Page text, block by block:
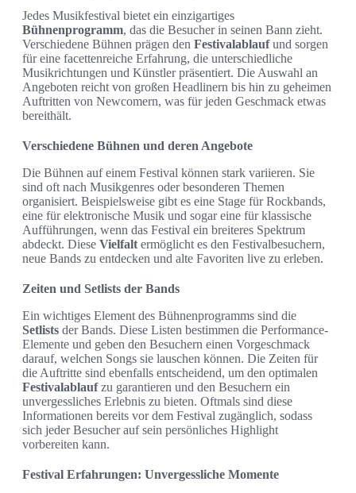
Jedes Musikfestival bietet ein einzigartiges
Bühnenprogramm, das die Besucher in seinen Bann zieht.
Verschiedene Bühnen prägen den Festivalablaufund sorgen
für eine facettenreiche Erfahrung, die unterschiedliche
Musikrichtungen und Künstler präsentiert. Die Auswahl an
Angeboten reicht von großen Headlinern bis hin zu geheimen
Auftritten von Newcomern, was für jeden Geschmack etwas
bereithält.
Verschiedene Bühnen und deren Angebote
Die Bühnen auf einem Festival können stark variieren. Sie
sind oft nach Musikgenres oder besonderen Themen
organisiert. Beispielsweise gibt es eine Stage für Rockbands,
eine für elektronische Musik und sogar eine für klassische
Aufführungen, wenn das Festival ein breiteres Spektrum
abdeckt. Diese Vielfalt ermöglicht es den Festivalbesuchern,
neue Bands zu entdecken und alte Favoriten live zu erleben.
Zeiten und Setlists der Bands
Ein wichtiges Element des Bühnenprogramms sind die
Setlists der Bands. Diese Listen bestimmen die Performance-
Elemente und geben den Besuchern einen Vorgeschmack
darauf, welchen Songs sie lauschen können. Die Zeiten für
die Auftritte sind ebenfalls entscheidend, um den optimalen
Festivalablaufzu garantieren und den Besuchern ein
unvergessliches Erlebnis zu bieten. Oftmals sind diese
Informationen bereits vor dem Festival zugänglich, sodass
sich jeder Besucher auf sein persönliches Highlight
vorbereiten kann.
Festival Erfahrungen: Unvergessliche Momente